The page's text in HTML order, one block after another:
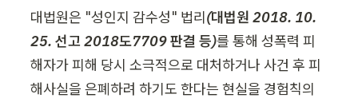
대법원은 "성인지 감수성" 법리(대법원 2018. 10.
25. 선고 2018도7709 판결 등)를 통해 성폭력 피
해자가 피해 당시 소극적으로 대처하거나 사건 후 피
해사실을 은폐하려 하기도 한다는 현실을 경험칙의